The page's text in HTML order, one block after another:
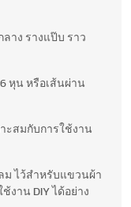
าง รางแป๊บ ราว
หุน หรือเส้นผ่าน
ะสมกับการใช้งาน
ม ไว้สำหรับแขวนผ้า
งาน DIY ได้อย่าง